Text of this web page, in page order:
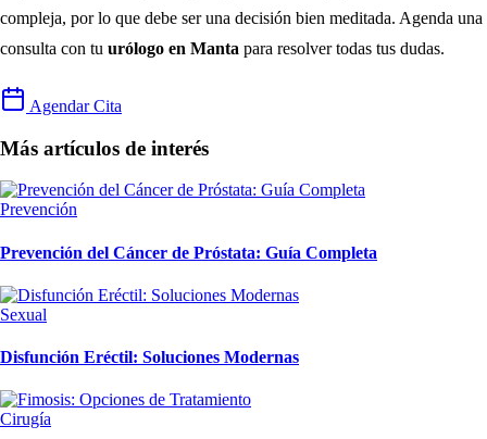
compleja, por lo que debe ser una decisión bien meditada. Agenda una
consulta con tu urólogo en Manta para resolver todas tus dudas.
Agendar Cita
Más artículos de interés
Prevención
Prevención del Cáncer de Próstata: Guía Completa
Sexual
Disfunción Eréctil: Soluciones Modernas
Cirugía